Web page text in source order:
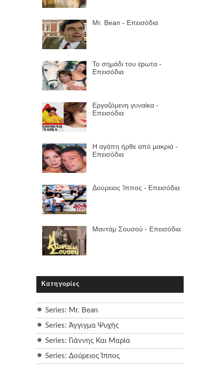
Mr. Bean - Επεισόδια
Το σημάδι του έpωτα -
Επεισόδια
Εργαζόμενη γυναίκα -
Επεισόδια
Η αγάπη ήρθε από μακριά -
Επεισόδια
Δούρειος Ίππος - Επεισόδια
Μαντάμ Σουσού - Επεισόδια
Κατηγορίες
Series: Mr. Bean
Series: Άγγιγμα Ψυχής
Series: Γιάννης Και Μαρία
Series: Δούρειος Ίππος